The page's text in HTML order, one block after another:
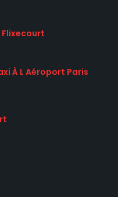
Flixecourt
À L Aéroport Paris